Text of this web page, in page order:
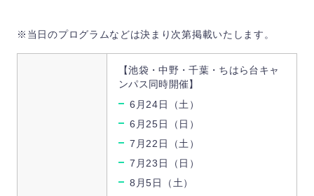
※当日のプログラムなどは決まり次第掲載いたします。
【池袋・中野・千葉・ちはら台キャ
ンパス同時開催】
6月24日（土）
6月25日（日）
7月22日（土）
7月23日（日）
8月5日（土）